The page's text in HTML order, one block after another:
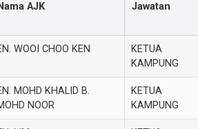
Nama AJK Jawatan
WOOI CHOO KEN
KETUA
KAMPUNG
MOHD KHALID B.
NOOR
KETUA
KAMPUNG